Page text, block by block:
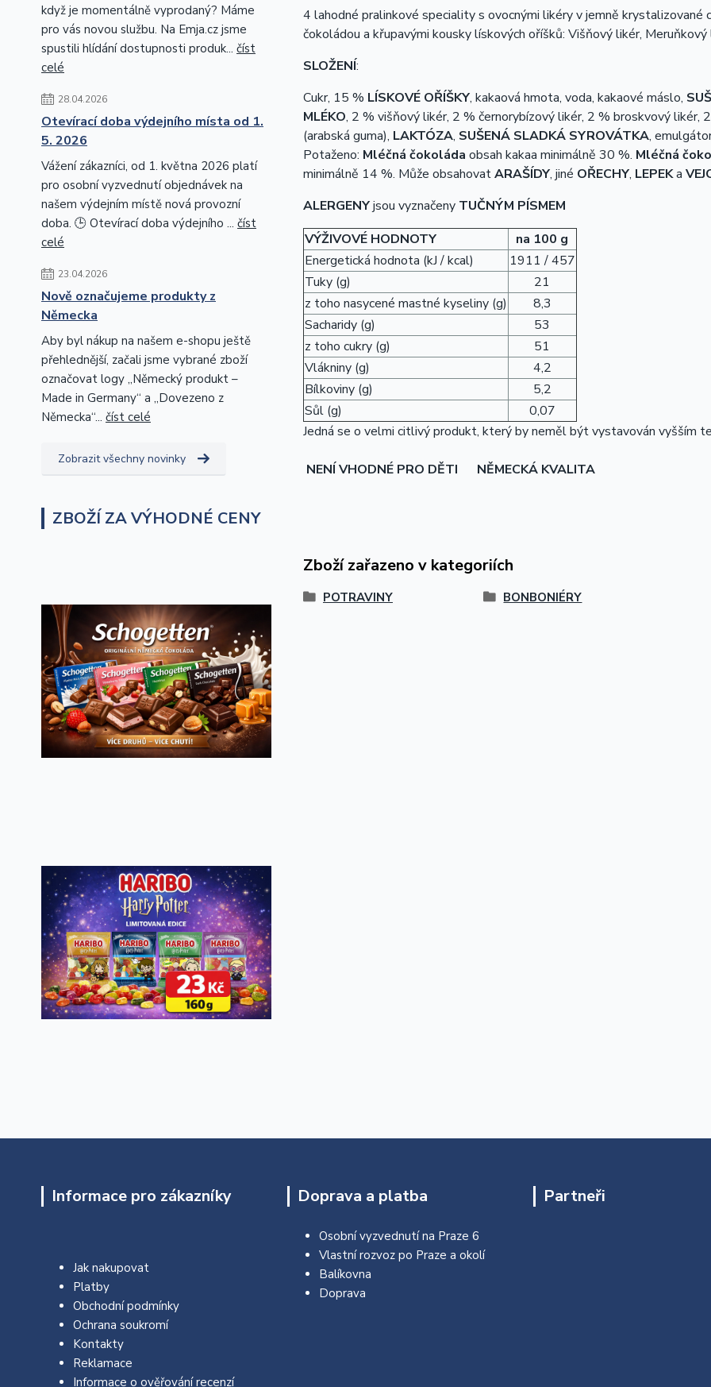
když je momentálně vyprodaný? Máme
pro vás novou službu. Na Emja.cz jsme
spustili hlídání dostupnosti produk... číst
celé
28.04.2026
Otevírací doba výdejního místa od 1.
5. 2026
Vážení zákazníci, od 1. května 2026 platí
pro osobní vyzvednutí objednávek na
našem výdejním místě nová provozní
doba. 🕒 Otevírací doba výdejního ... číst
celé
23.04.2026
Nově označujeme produkty z
Německa
Aby byl nákup na našem e-shopu ještě
přehlednější, začali jsme vybrané zboží
označovat logy „Německý produkt –
Made in Germany“ a „Dovezeno z
Německa“... číst celé
Zobrazit všechny novinky
ZBOŽÍ ZA VÝHODNÉ CENY
4 lahodné pralinkové speciality s ovocnými likéry v jemně
čokoládou a křupavými kousky lískových oříšků: Višňový likér,
SLOŽENÍ:
Cukr, 15 % LÍSKOVÉ OŘÍŠKY, kakaová hmota, voda, kakaové máslo,
MLÉKO, 2 % višňový likér, 2 % černorybízový likér, 2 % broskvový likér,
(arabská guma), LAKTÓZA, SUŠENÁ SLADKÁ SYROVÁTKA,
Potaženo: Mléčná čokoláda obsah kakaa minimálně 30 %. Mléčná
minimálně 14 %. Může obsahovatARAŠÍDY, jiné OŘECHY, LEPEKa
ALERGENYjsou vyznačeny TUČNÝM PÍSMEM
VÝŽIVOVÉ HODNOTY
na 100 g
Energetická hodnota (kJ / kcal)
1911 / 457
Tuky (g)
21
z toho nasycené mastné kyseliny (g)
8,3
Sacharidy (g)
53
z toho cukry (g)
51
Vlákniny (g)
4,2
Bílkoviny (g)
5,2
Sůl (g)
0,07
Jedná se o velmi citlivý produkt, který by neměl být vystavován vyšším
NENÍ VHODNÉ PRO DĚTI NĚMECKÁ KVALITA
Zboží zařazeno v kategoriích
POTRAVINY BONBONIÉRY
Informace pro zákazníky
Jak nakupovat
Platby
Obchodní podmínky
Ochrana soukromí
Kontakty
Reklamace
Informace o ověřování recenzí
Doprava a platba
Osobní vyzvednutí na Praze 6
Vlastní rozvoz po Praze a okolí
Balíkovna
Doprava
Partneři